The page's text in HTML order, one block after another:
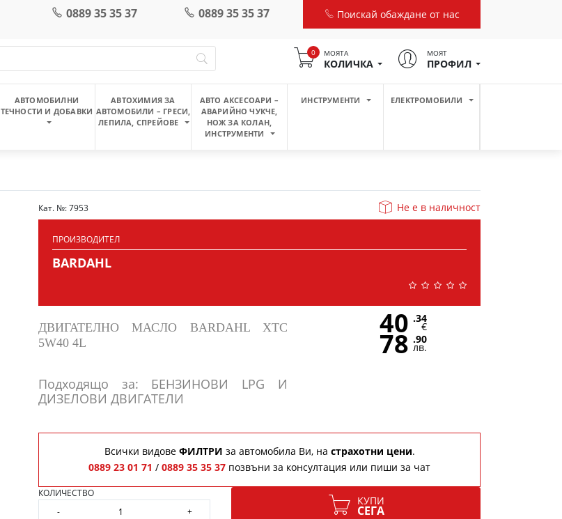
0889 35 35 37 0889 35 35 37 Поискай обаждане от нас
0 МОЯТА
КОЛИЧКА
МОЯТ
ПРОФИЛ
АВТОМОБИЛНИ
ТЕЧНОСТИ И ДОБАВКИ
АВТОХИМИЯ ЗА
АВТОМОБИЛИ – ГРЕСИ,
ЛЕПИЛА, СПРЕЙОВЕ
АВТО АКСЕСОАРИ –
АВАРИЙНО ЧУКЧЕ,
НОЖ ЗА КОЛАН,
ИНСТРУМЕНТИ
ИНСТРУМЕНТИ ЕЛЕКТРОМОБИЛИ
Кат. №: 7953 Не е в наличност
ПРОИЗВОДИТЕЛ
BARDAHL
ДВИГАТЕЛНО МАСЛО BARDAHL XTC
5W40 4L
Подходящо за: БЕНЗИНОВИ LPG И
ДИЗЕЛОВИ ДВИГАТЕЛИ
40 .34
€
78 .90
лв.
Всички видове ФИЛТРИ за автомобила Ви, на страхотни цени.
0889 23 01 71 / 0889 35 35 37 позвъни за консултация или пиши за чат
КОЛИЧЕСТВО
-
+
КУПИ
СЕГА